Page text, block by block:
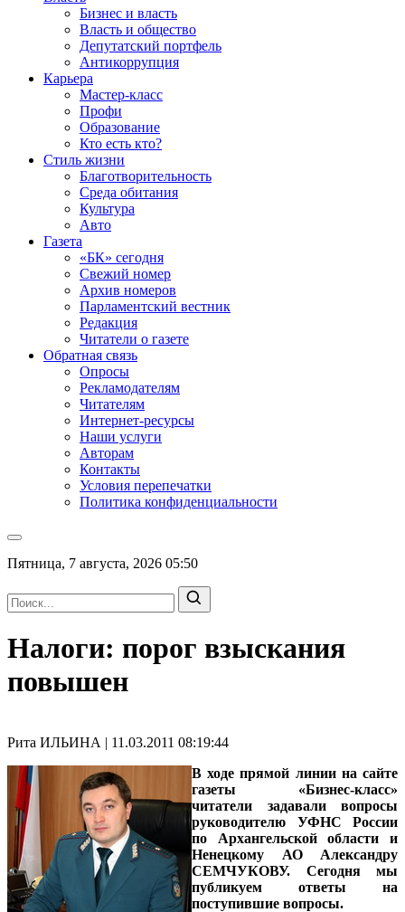
Бизнес и власть
Власть и общество
Депутатский портфель
Антикоррупция
Карьера
Мастер-класс
Профи
Образование
Кто есть кто?
Стиль жизни
Благотворительность
Среда обитания
Культура
Авто
Газета
«БК» сегодня
Свежий номер
Архив номеров
Парламентский вестник
Редакция
Читатели о газете
Обратная связь
Опросы
Рекламодателям
Читателям
Интернет-ресурсы
Наши услуги
Авторам
Контакты
Условия перепечатки
Политика конфиденциальности
Пятница, 7 августа, 2026 05:50
Налоги: порог взыскания
повышен
Рита ИЛЬИНА | 11.03.2011 08:19:44
В ходе прямой линии на сайте
газеты «Бизнес-класс»
читатели задавали вопросы
руководителю УФНС России
по Архангельской области и
Ненецкому АО Александру
СЕМЧУКОВУ. Сегодня мы
публикуем ответы на
поступившие вопросы.